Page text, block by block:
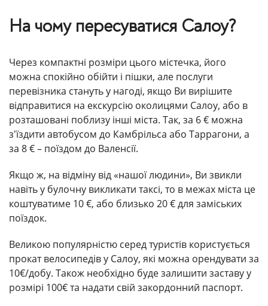
На чому пересуватися Салоу?
Через компактні розміри цього містечка, його
можна спокійно обійти і пішки, але послуги
перевізника стануть у нагоді, якщо Ви вирішите
відправитися на екскурсію околицями Салоу, або в
розташовані поблизу інші міста. Так, за 6 € можна
з'їздити автобусом до Камбрільса або Таррагони, а
за 8 € – поїздом до Валенсії.
Якщо ж, на відміну від «нашої людини», Ви звикли
навіть у булочну викликати таксі, то в межах міста це
коштуватиме 10 €, або близько 20 € для заміських
поїздок.
Великою популярністю серед туристів користується
прокат велосипедів у Салоу, які можна орендувати за
10€/добу. Також необхідно буде залишити заставу у
розмірі 100€ та надати свій закордонний паспорт.